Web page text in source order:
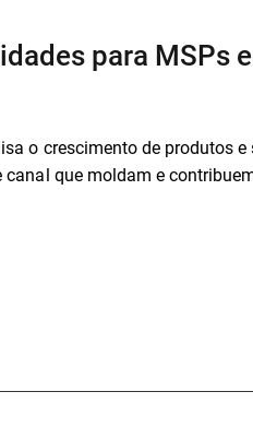
para MSPs
o crescimento de produtos
que moldam e